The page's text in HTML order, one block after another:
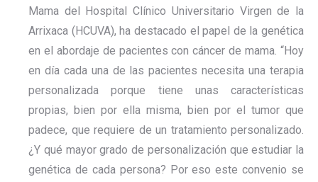
Mama del Hospital Clínico Universitario Virgen de la
Arrixaca (HCUVA), ha destacado el papel de la genética
en el abordaje de pacientes con cáncer de mama. “Hoy
en día cada una de las pacientes necesita una terapia
personalizada porque tiene unas características
propias, bien por ella misma, bien por el tumor que
padece, que requiere de un tratamiento personalizado.
¿Y qué mayor grado de personalización que estudiar la
genética de cada persona? Por eso este convenio se